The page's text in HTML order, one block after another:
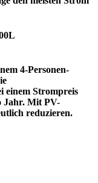
4-Personen-
einem Strompreis
Jahr. Mit PV-
reduzieren.